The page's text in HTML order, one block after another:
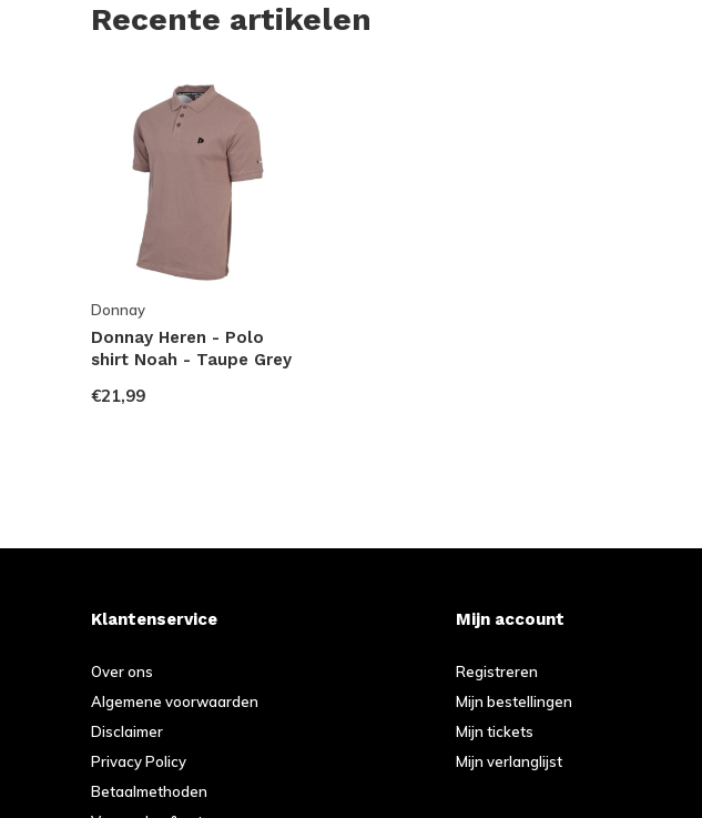
Recente artikelen
Donnay
Donnay Heren - Polo
shirt Noah - Taupe Grey
€21,99
Klantenservice
Over ons
Algemene voorwaarden
Disclaimer
Privacy Policy
Betaalmethoden
Mijn account
Registreren
Mijn bestellingen
Mijn tickets
Mijn verlanglijst